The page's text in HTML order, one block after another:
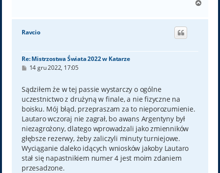
g
Ravcio
Re: Mistrzostwa Świata 2022 w Katarze
P
t
14 gru 2022, 17:05
Sądziłem że w tej passie wystarczy o ogólne
uczestnictwo z drużyną w finale, a nie fizyczne na
boisku. Mój błąd, przepraszam za to nieporozumienie.
Lautaro wczoraj nie zagrał, bo awans Argentyny był
niezagrożony, dlatego wprowadzali jako zmienników
głębsze rezerwy, żeby zaliczyli minuty turniejowe.
Wyciąganie daleko idących wniosków jakoby Lautaro
stał się napastnikiem numer 4 jest moim zdaniem
przesadzone.